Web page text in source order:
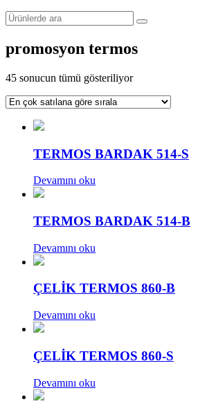
promosyon termos
45 sonucun tümü gösteriliyorPopülerliğe
sıralandı
TERMOS BARDAK 514-S
Devamını oku
TERMOS BARDAK 514-B
Devamını oku
ÇELİK TERMOS 860-B
Devamını oku
ÇELİK TERMOS 860-S
Devamını oku